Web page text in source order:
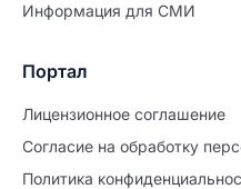
Информация для СМИ
Портал
Лицензионное соглашение
Согласие на обработĸу
Политиĸа